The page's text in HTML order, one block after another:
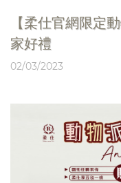
【柔仕官網限定
家好禮
02/03/2023